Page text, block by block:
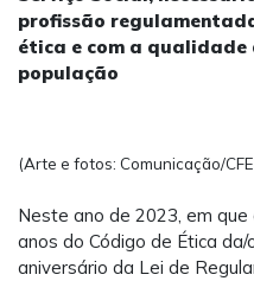
profissão
ética e com a qualidade
população
(Arte e fotos: Comunicação/
Neste ano de 2023, em que
anos do Código de Ética
aniversário da Lei de